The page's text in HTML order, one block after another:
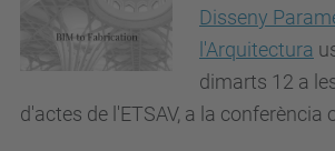
Disseny
l'Arquitectura
dimarts 12 a
d'actes de l'ETSAV, a la conferència